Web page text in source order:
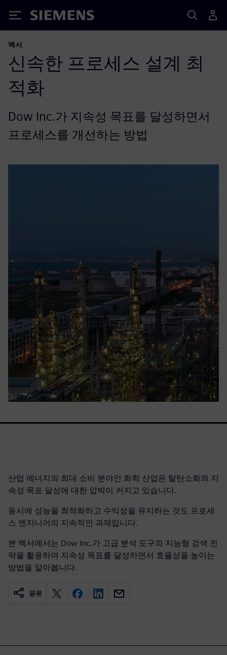
Siemens
백서
신속한 프로세스 설계 최
적화
Dow Inc.가 지속성 목표를 달성하면서
프로세스를 개선하는 방법
산업 에너지의 최대 소비 분야인 화학 산업은 탈탄소화와 지
속성 목표 달성에 대한 압박이 커지고 있습니다.
동시에 성능을 최적화하고 수익성을 유지하는 것도 프로세
스 엔지니어의 지속적인 과제입니다.
본 백서에서는 Dow Inc.가 고급 분석 도구와 지능형 검색 전
략을 활용하여 지속성 목표를 달성하면서 효율성을 높이는
방법을 알아봅니다.
공유